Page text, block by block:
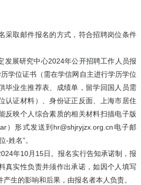
取邮件报名的方式，符合招聘岗位条件
展研究中心2024年公开招聘工作人员报
学位证书（需在学信网自主进行学历学位
毕业生推荐表、成绩单，留学回国人员需
认证材料）、身份证正反面、上海市居住
反映个人综合素质的相关材料扫描电子版
）形式发送到hr@shjryjzx.org.cn电子邮
-姓名”。
年10月15日。报名实行告知承诺制，报
真实性负责并须作出承诺，如因个人填写
生的影响和后果，由报名者本人负责。